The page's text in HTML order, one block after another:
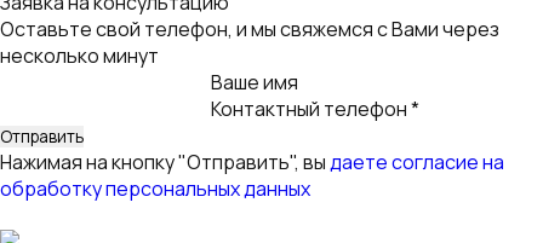
Технический директор
Заявка на консультацию
Оставьте свой телефон, и мы свяжемся с Вами через
несколько минут